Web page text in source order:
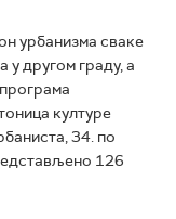
урбанизма сваке
у другом граду, а
културе
34. по
126